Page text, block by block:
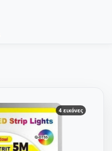
4 εικόνες